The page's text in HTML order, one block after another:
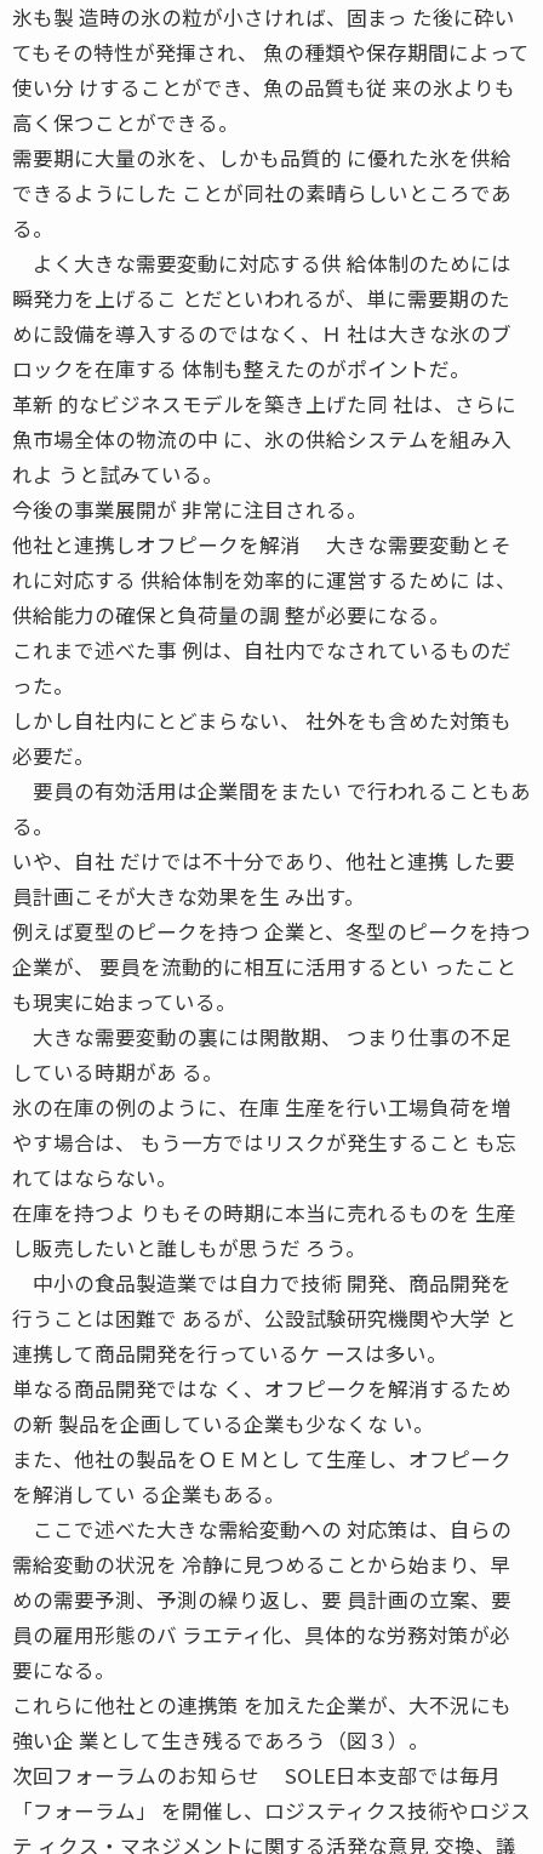
氷も製 造時の氷の粒が小さければ、固まっ た後に砕い
てもその特性が発揮され、 魚の種類や保存期間によって
使い分 けすることができ、魚の品質も従 来の氷よりも
高く保つことができる。
需要期に大量の氷を、しかも品質的 に優れた氷を供給
できるようにした ことが同社の素晴らしいところであ
る。
よく大きな需要変動に対応する供 給体制のためには
瞬発力を上げるこ とだといわれるが、単に需要期のた
めに設備を導入するのではなく、Ｈ 社は大きな氷のブ
ロックを在庫する 体制も整えたのがポイントだ。
革新 的なビジネスモデルを築き上げた同 社は、さらに
魚市場全体の物流の中 に、氷の供給システムを組み入
れよ うと試みている。
今後の事業展開が 非常に注目される。
他社と連携しオフピークを解消 大きな需要変動とそ
れに対応する 供給体制を効率的に運営するために は、
供給能力の確保と負荷量の調 整が必要になる。
これまで述べた事 例は、自社内でなされているものだ
った。
しかし自社内にとどまらない、 社外をも含めた対策も
必要だ。
要員の有効活用は企業間をまたい で行われることもあ
る。
いや、自社 だけでは不十分であり、他社と連携 した要
員計画こそが大きな効果を生 み出す。
例えば夏型のピークを持つ 企業と、冬型のピークを持つ
企業が、 要員を流動的に相互に活用するとい ったこと
も現実に始まっている。
大きな需要変動の裏には閑散期、 つまり仕事の不足
している時期があ る。
氷の在庫の例のように、在庫 生産を行い工場負荷を増
やす場合は、 もう一方ではリスクが発生すること も忘
れてはならない。
在庫を持つよ りもその時期に本当に売れるものを 生産
し販売したいと誰しもが思うだ ろう。
中小の食品製造業では自力で技術 開発、商品開発を
行うことは困難で あるが、公設試験研究機関や大学 と
連携して商品開発を行っているケ ースは多い。
単なる商品開発ではな く、オフピークを解消するため
の新 製品を企画している企業も少なくな い。
また、他社の製品をＯＥＭとし て生産し、オフピーク
を解消してい る企業もある。
ここで述べた大きな需給変動への 対応策は、自らの
需給変動の状況を 冷静に見つめることから始まり、早
めの需要予測、予測の繰り返し、要 員計画の立案、要
員の雇用形態のバ ラエティ化、具体的な労務対策が必
要になる。
これらに他社との連携策 を加えた企業が、大不況にも
強い企 業として生き残るであろう（図３）。
次回フォーラムのお知らせ SOLE日本支部では毎月
「フォーラム」 を開催し、ロジスティクス技術やロジス
テ ィクス・マネジメントに関する活発な意見 交換、議